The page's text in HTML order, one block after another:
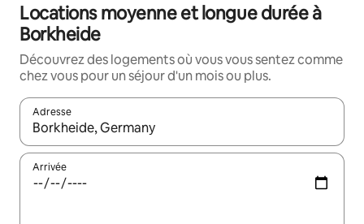
Locations moyenne et longue durée à
Borkheide
Découvrez des logements où vous vous sentez comme
chez vous pour un séjour d'un mois ou plus.
Adresse
Lorsque les résultats s'affichent, utilisez les flèches vers le
Arrivée